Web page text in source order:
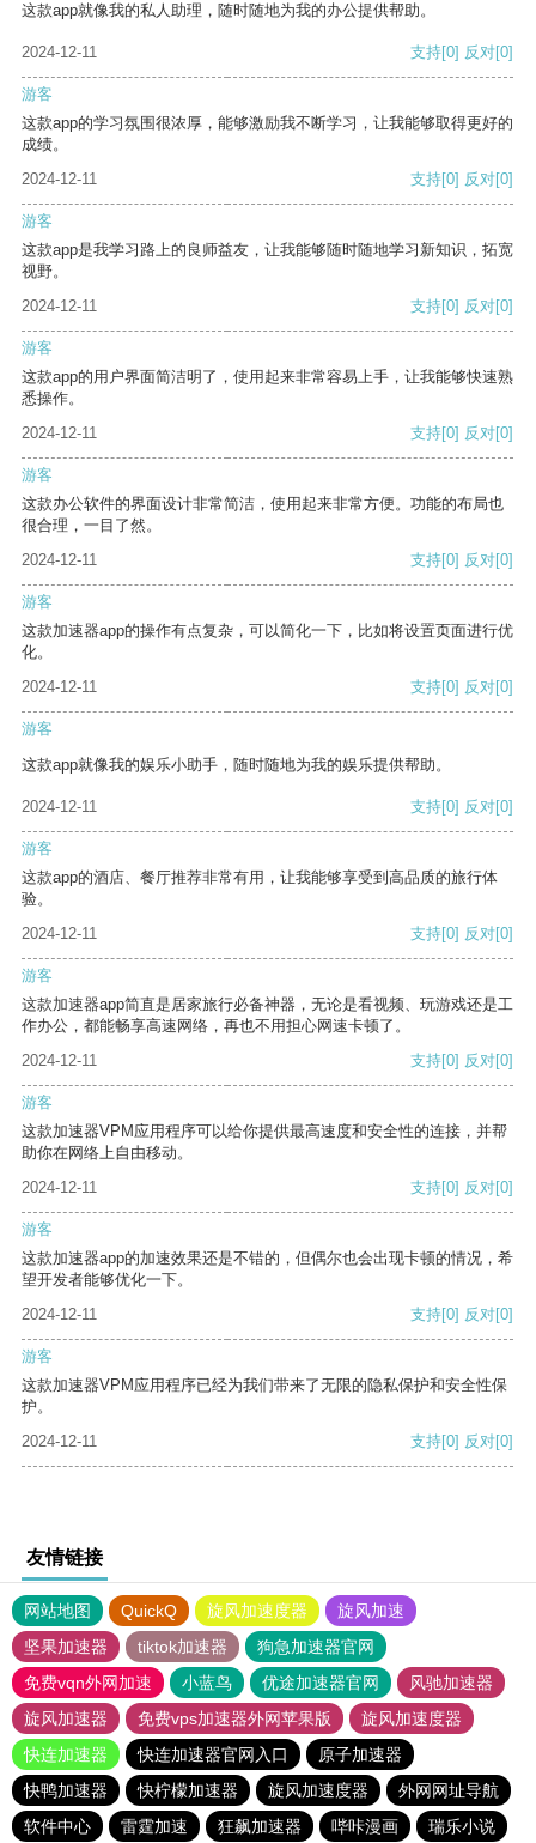
这款app就像我的私人助理，随时随地为我的办公提供帮助。
2024-12-11 支持[0] 反对[0]
游客
这款app的学习氛围很浓厚，能够激励我不断学习，让我能够取得更好的
成绩。
2024-12-11
支持[0] 反对[0]
游客
这款app是我学习路上的良师益友，让我能够随时随地学习新知识，拓宽
视野。
2024-12-11
支持[0] 反对[0]
游客
这款app的用户界面简洁明了，使用起来非常容易上手，让我能够快速熟
悉操作。
2024-12-11
支持[0] 反对[0]
游客
这款办公软件的界面设计非常简洁，使用起来非常方便。功能的布局也
很合理，一目了然。
2024-12-11
支持[0] 反对[0]
游客
这款加速器app的操作有点复杂，可以简化一下，比如将设置页面进行优
化。
2024-12-11
支持[0] 反对[0]
游客
这款app就像我的娱乐小助手，随时随地为我的娱乐提供帮助。
2024-12-11 支持[0] 反对[0]
游客
这款app的酒店、餐厅推荐非常有用，让我能够享受到高品质的旅行体
验。
2024-12-11
支持[0] 反对[0]
游客
这款加速器app简直是居家旅行必备神器，无论是看视频、玩游戏还是工
作办公，都能畅享高速网络，再也不用担心网速卡顿了。
2024-12-11
支持[0] 反对[0]
游客
这款加速器VPM应用程序可以给你提供最高速度和安全性的连接，并帮
助你在网络上自由移动。
2024-12-11
支持[0] 反对[0]
游客
这款加速器app的加速效果还是不错的，但偶尔也会出现卡顿的情况，希
望开发者能够优化一下。
2024-12-11
支持[0] 反对[0]
游客
这款加速器VPM应用程序已经为我们带来了无限的隐私保护和安全性保
护。
2024-12-11
支持[0] 反对[0]
友情链接
网站地图 QuickQ 旋风加速度器
旋风加速
坚果加速器
tiktok加速器
狗急加速器官网
免费vqn外网加速
小蓝鸟 优途加速器官网
风驰加速器
旋风加速器
免费vps加速器外网苹果版
旋风加速度器
快连加速器
快连加速器官网入口
原子加速器
快鸭加速器
快柠檬加速器 旋风加速度器
外网网址导航
软件中心
雷霆加速 狂飙加速器 哔咔漫画 瑞乐小说